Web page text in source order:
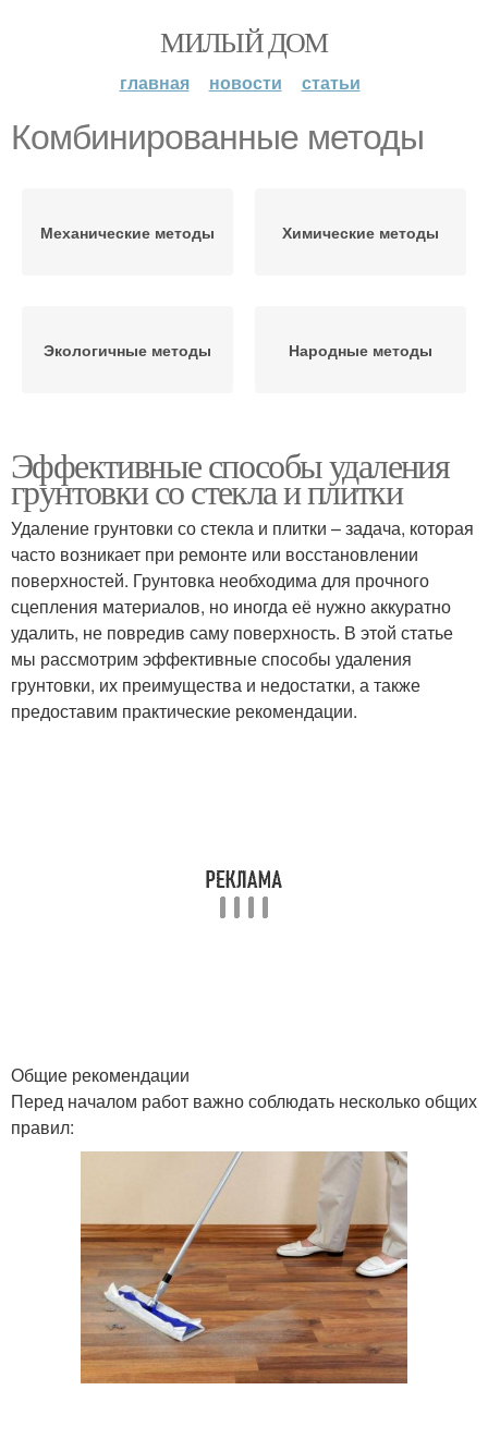
МИЛЫЙ ДОМ
главная новости статьи
Комбинированные методы
Механические методы Химические методы
Экологичные методы Народные методы
Эффективные способы удаления
грунтовки со стекла и плитки
Удаление грунтовки со стекла и плитки – задача, которая
часто возникает при ремонте или восстановлении
поверхностей. Грунтовка необходима для прочного
сцепления материалов, но иногда её нужно аккуратно
удалить, не повредив саму поверхность. В этой статье
мы рассмотрим эффективные способы удаления
грунтовки, их преимущества и недостатки, а также
предоставим практические рекомендации.
Общие рекомендации
Перед началом работ важно соблюдать несколько общих
правил: